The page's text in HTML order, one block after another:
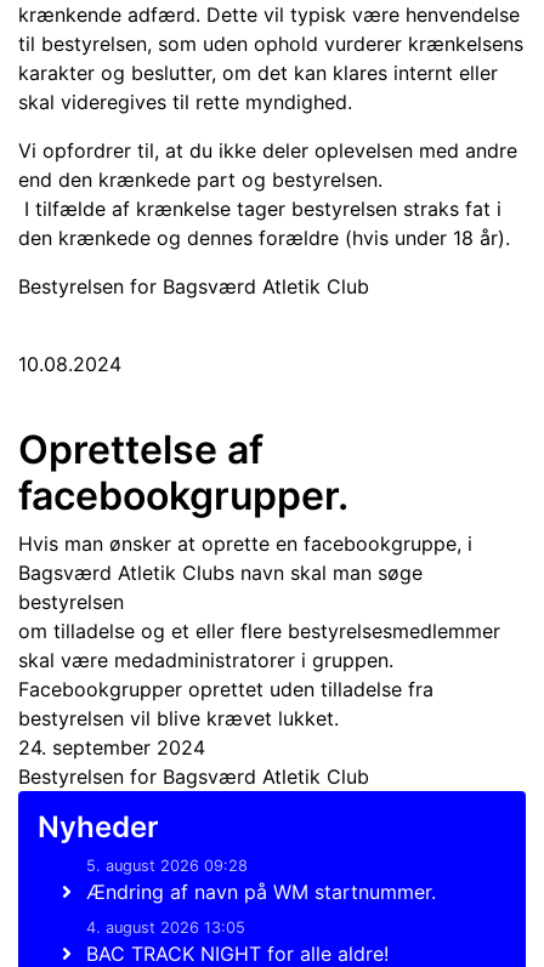
krænkende adfærd. Dette vil typisk være henvendelse
til bestyrelsen, som uden ophold vurderer krænkelsens
karakter og beslutter, om det kan klares internt eller
skal videregives til rette myndighed.
Vi opfordrer til, at du ikke deler oplevelsen med andre
end den krænkede part og bestyrelsen.
I tilfælde af krænkelse tager bestyrelsen straks fat i
den krænkede og dennes forældre (hvis under 18 år).
Bestyrelsen for Bagsværd Atletik Club
10.08.2024
Oprettelse af
facebookgrupper.
Hvis man ønsker at oprette en facebookgruppe, i
Bagsværd Atletik Clubs navn skal man søge
bestyrelsen
om tilladelse og et eller flere bestyrelsesmedlemmer
skal være medadministratorer i gruppen.
Facebookgrupper oprettet uden tilladelse fra
bestyrelsen vil blive krævet lukket.
24. september 2024
Bestyrelsen for Bagsværd Atletik Club
Nyheder
5. august 2026 09:28
Ændring af navn på WM startnummer.
4. august 2026 13:05
BAC TRACK NIGHT for alle aldre!